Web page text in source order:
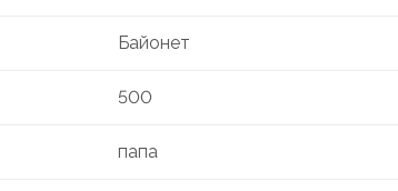
Байонет
500
папа